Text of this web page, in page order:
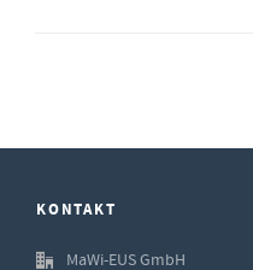
KONTAKT
MaWi-EUS GmbH